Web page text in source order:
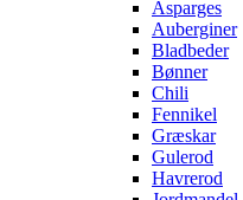
Asparges
Auberginer
Bladbeder
Bønner
Chili
Fennikel
Græskar
Gulerod
Havrerod